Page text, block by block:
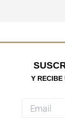
Y RECIBE